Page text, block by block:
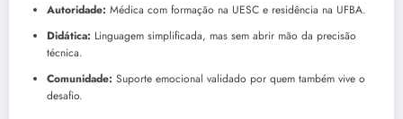
Autoridade: Médica com formação na UESC e residência na UFBA.
Didática: Linguagem simplificada, mas sem abrir mão da precisão
técnica.
Comunidade: Suporte emocional validado por quem também vive o
desafio.